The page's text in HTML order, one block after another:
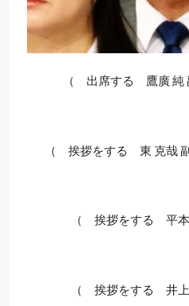
（ 出席する 鷹廣 純
（ 挨拶をする 東 克哉
（ 挨拶をする 平
（ 挨拶をする 井